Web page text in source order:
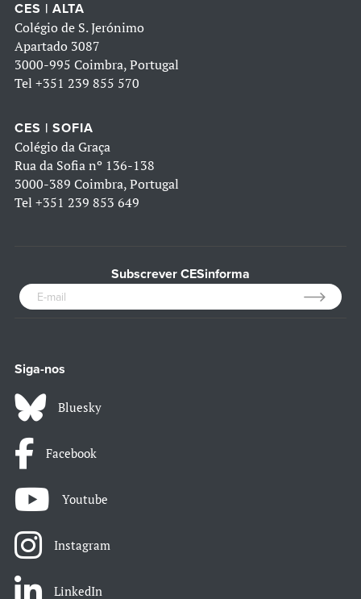
CES | ALTA
Colégio de S. Jerónimo
Apartado 3087
3000-995 Coimbra, Portugal
Tel +351 239 855 570
CES | SOFIA
Colégio da Graça
Rua da Sofia nº 136-138
3000-389 Coimbra, Portugal
Tel +351 239 853 649
Subscrever CESinforma
Siga-nos
Bluesky
Facebook
Youtube
Instagram
LinkedIn